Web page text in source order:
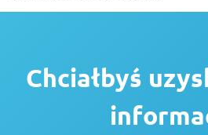
Chciałbyś